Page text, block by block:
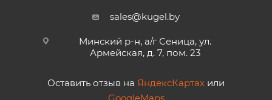
sales@kugel.by
Минский р-н, а/г Сеница, ул.
Армейская, д. 7, пом. 23
Оставить отзыв на ЯндексКартах или